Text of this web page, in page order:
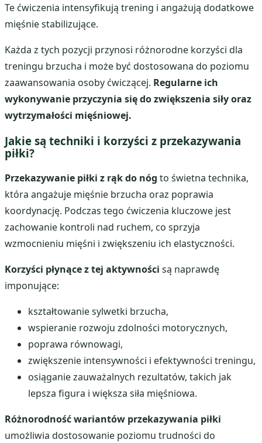
Te ćwiczenia intensyfikują trening i angażują dodatkowe
mięśnie stabilizujące.
Każda z tych pozycji przynosi różnorodne korzyści dla
treningu brzucha i może być dostosowana do poziomu
zaawansowania osoby ćwiczącej. Regularne ich
wykonywanie przyczynia się do zwiększenia siły oraz
wytrzymałości mięśniowej.
Jakie są techniki i korzyści z przekazywania
piłki?
Przekazywanie piłki z rąk do nóg to świetna technika,
która angażuje mięśnie brzucha oraz poprawia
koordynację. Podczas tego ćwiczenia kluczowe jest
zachowanie kontroli nad ruchem, co sprzyja
wzmocnieniu mięśni i zwiększeniu ich elastyczności.
Korzyści płynące z tej aktywności są naprawdę
imponujące:
kształtowanie sylwetki brzucha,
wspieranie rozwoju zdolności motorycznych,
poprawa równowagi,
zwiększenie intensywności i efektywności treningu,
osiąganie zauważalnych rezultatów, takich jak
lepsza figura i większa siła mięśniowa.
Różnorodność wariantów przekazywania piłki
umożliwia dostosowanie poziomu trudności do